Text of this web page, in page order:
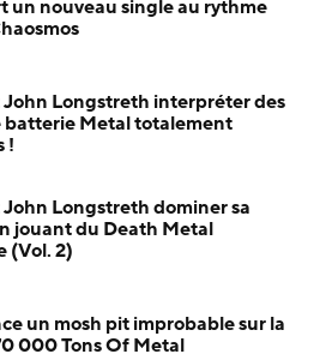
un nouveau single au rythme
John Longstreth interpréter des
batterie Metal totalement
!
Longstreth dominer sa
jouant du Death Metal
(Vol. 2)
un mosh pit improbable sur la
000 Tons Of Metal